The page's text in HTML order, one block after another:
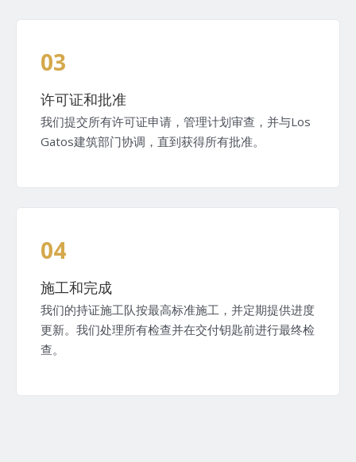
03
许可证和批准
我们提交所有许可证申请，管理计划审查，并与Los
Gatos建筑部门协调，直到获得所有批准。
04
施工和完成
我们的持证施工队按最高标准施工，并定期提供进度
更新。我们处理所有检查并在交付钥匙前进行最终检
查。